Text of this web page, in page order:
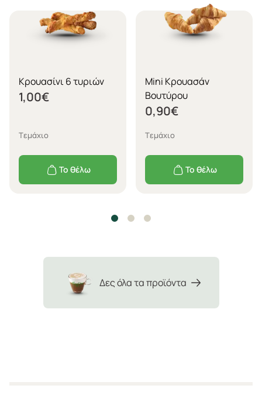
Κρουασίνι 6 τυριών
1,00€
Tεμάχιο
Το θέλω
Mini Κρουασάν
Βουτύρου
0,90€
Tεμάχιο
Το θέλω
Δες όλα τα προϊόντα